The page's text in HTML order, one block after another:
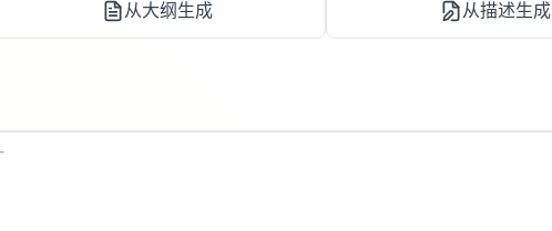
从大纲生成 从描述生成